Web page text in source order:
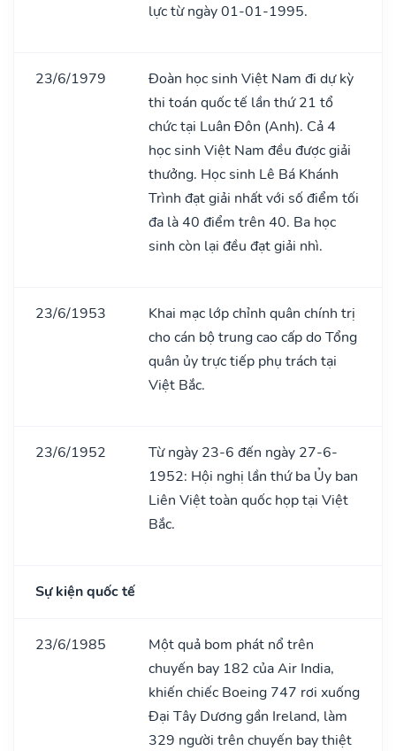
lực từ ngày 01-01-1995.
23/6/1979
Đoàn học sinh Việt Nam đi dự kỳ
thi toán quốc tế lần thứ 21 tổ
chức tại Luân Đôn (Anh). Cả 4
học sinh Việt Nam đều được giải
thưởng. Học sinh Lê Bá Khánh
Trình đạt giải nhất với số điểm tối
đa là 40 điểm trên 40. Ba học
sinh còn lại đều đạt giải nhì.
23/6/1953
Khai mạc lớp chỉnh quân chính trị
cho cán bộ trung cao cấp do Tổng
quân ủy trực tiếp phụ trách tại
Việt Bắc.
23/6/1952
Từ ngày 23-6 đến ngày 27-6-
1952: Hội nghị lần thứ ba Ủy ban
Liên Việt toàn quốc họp tại Việt
Bắc.
Sự kiện quốc tế
23/6/1985
Một quả bom phát nổ trên
chuyến bay 182 của Air India,
khiến chiếc Boeing 747 rơi xuống
Đại Tây Dương gần Ireland, làm
329 người trên chuyến bay thiệt